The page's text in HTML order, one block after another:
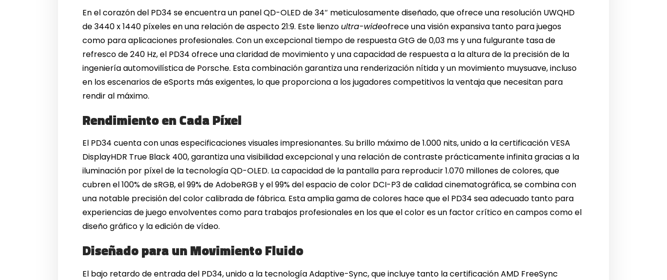
En el corazón del PD34 se encuentra un panel QD-OLED de 34″ meticulosamente diseñado, que ofrece una resolución UWQHD
de 3440 x 1440 píxeles en una relación de aspecto 21:9. Este lienzo ultra-wideofrece una visión expansiva tanto para juegos
como para aplicaciones profesionales. Con un excepcional tiempo de respuesta GtG de 0,03 ms y una fulgurante tasa de
refresco de 240 Hz, el PD34 ofrece una claridad de movimiento y una capacidad de respuesta a la altura de la precisión de la
ingeniería automovilística de Porsche. Esta combinación garantiza una renderización nítida y un movimiento muysuave, incluso
en los escenarios de eSports más exigentes, lo que proporciona a los jugadores competitivos la ventaja que necesitan para
rendir al máximo.
Rendimiento en Cada Píxel
El PD34 cuenta con unas especificaciones visuales impresionantes. Su brillo máximo de 1.000 nits, unido a la certificación VESA
DisplayHDR True Black 400, garantiza una visibilidad excepcional y una relación de contraste prácticamente infinita gracias a la
iluminación por píxel de la tecnología QD-OLED. La capacidad de la pantalla para reproducir 1.070 millones de colores, que
cubren el 100% de sRGB, el 99% de AdobeRGB y el 99% del espacio de color DCI-P3 de calidad cinematográfica, se combina con
una notable precisión del color calibrada de fábrica. Esta amplia gama de colores hace que el PD34 sea adecuado tanto para
experiencias de juego envolventes como para trabajos profesionales en los que el color es un factor crítico en campos como el
diseño gráfico y la edición de vídeo.
Diseñado para un Movimiento Fluido
El bajo retardo de entrada del PD34, unido a la tecnología Adaptive-Sync, que incluye tanto la certificación AMD FreeSync